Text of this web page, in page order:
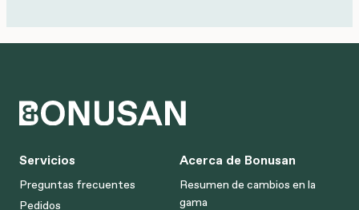
Servicios
Preguntas frecuentes
Pedidos
Acerca de Bonusan
Resumen de cambios en la
gama